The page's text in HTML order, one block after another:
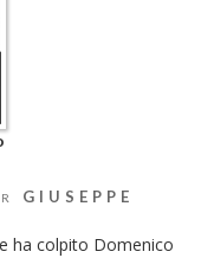
GIUSEPPE
ha colpito Domenico